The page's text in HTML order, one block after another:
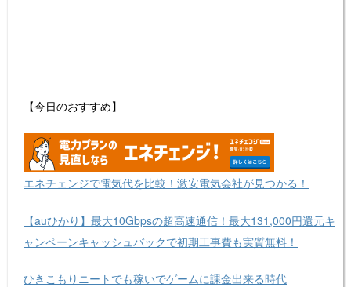
【今日のおすすめ】
エネチェンジで電気代を比較！激安電気会社が見つかる！
【auひかり】最大10Gbpsの超高速通信！最大131,000円還元キ
ャンペーンキャッシュバックで初期工事費も実質無料！
ひきこもりニートでも稼いでゲームに課金出来る時代